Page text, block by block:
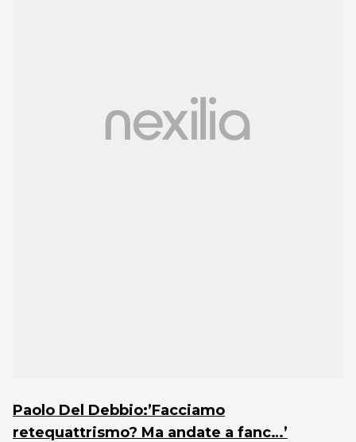
Paolo Del Debbio:’Facciamo
retequattrismo? Ma andate a fanc…’